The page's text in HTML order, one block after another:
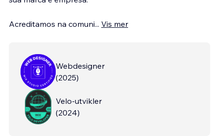
Acreditamos na comuni... Vis mer
Webdesigner
(2025)
Velo-utvikler
(2024)